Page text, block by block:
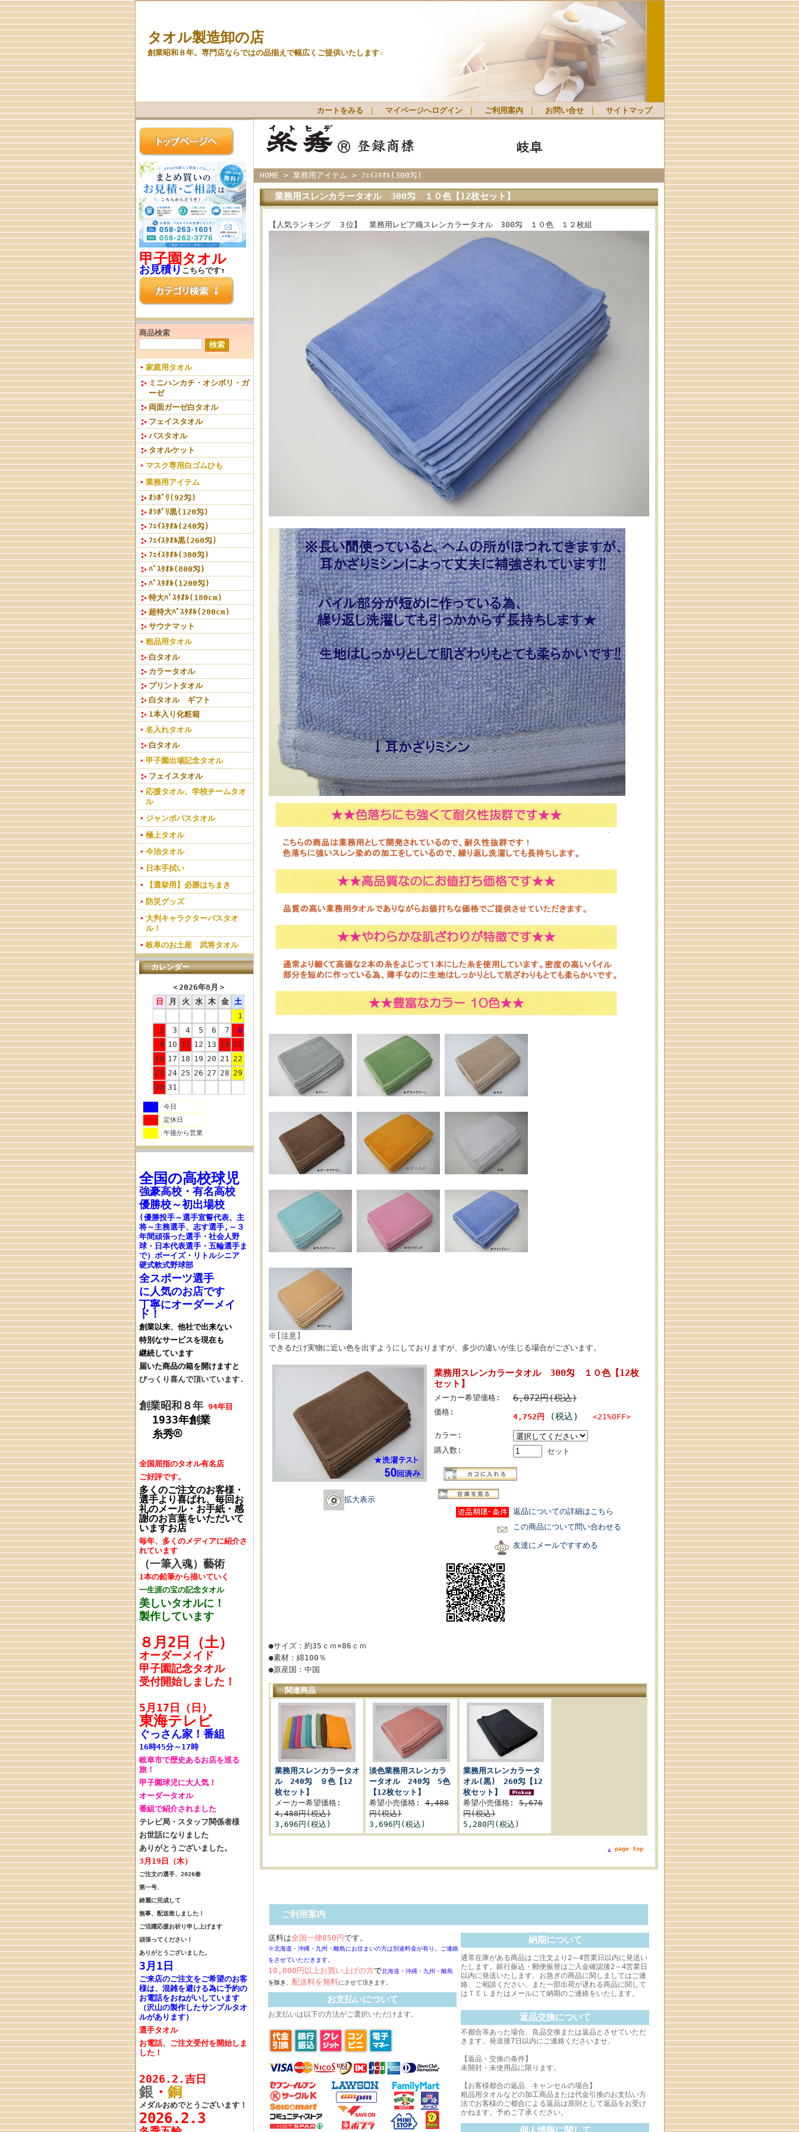
タオル製造卸の店
創業昭和８年。専門店ならではの品揃えで幅広くご提供いたします☆
カートをみる マイページへログイン｜ ご利用案内｜ お問い合せ｜ サイトマップ
甲子園タオル
お見積りこちらです↑
商品検索
家庭用タオル
ミニハンカチ・オシボリ・ガ
ーゼ
両面ガーゼ白タオル
フェイスタオル
バスタオル
タオルケット
マスク専用白ゴムひも
業務用アイテム
ｵｼﾎﾞﾘ(92匁)
ｵｼﾎﾞﾘ黒(120匁)
ﾌｪｲｽﾀｵﾙ(240匁)
ﾌｪｲｽﾀｵﾙ黒(260匁)
ﾌｪｲｽﾀｵﾙ(300匁)
ﾊﾞｽﾀｵﾙ(800匁)
ﾊﾞｽﾀｵﾙ(1200匁)
特大ﾊﾞｽﾀｵﾙ(180cm)
超特大ﾊﾞｽﾀｵﾙ(200cm)
サウナマット
粗品用タオル
白タオル
カラータオル
プリントタオル
白タオル ギフト
1本入り化粧箱
名入れタオル
白タオル
甲子園出場記念タオル
フェイスタオル
応援タオル、学校チームタオ
ル
ジャンボバスタオル
極上タオル
今治タオル
日本手拭い
【選挙用】必勝はちまき
防災グッズ
大判キャラクターバスタオ
ル！
岐阜のお土産 武将タオル
カレンダー
＜2026年8月 ＞
日
月 火 水 木 金
土
1
2
3 4 5 6 7
8
9 10 11 12 13 14 15
16 17 18 19 20 21 22
23 24 25 26 27 28 29
30 31
今日
定休日
午後から営業
全国の高校球児
強豪高校・ 有名高校
優勝校～初出場校
(優勝投手～選手宣誓代表、主
将～主務選手、志す選手,～３
年間頑張った選手・社会人野
球・日本代表選手・五輪選手ま
で）ボーイズ・リトルシニア
硬式軟式野球部
全スポーツ選手
に人気のお店です
丁寧にオーダーメイ
ド！
創業以来、他社で出来ない
特別なサービスを現在も
継続しています
届いた商品の箱を開けますと
びっくり喜んで頂いています.
創業昭和８年 94年目
1933年創業
糸秀®
全国屈指のタオル有名店
ご好評です。
多くのご注文のお客様・
選手より喜ばれ、毎回 お
礼のメール・お手紙・感
謝のお言葉をいただいて
いますお店
毎年、多くのメディアに紹介さ
れています
（一筆入魂）藝術
1本の鉛筆から描いていく
一生涯の宝の記念タオル
美しいタオルに！
製作しています
８月2日（土）
オーダーメイド
甲子園記念タオル
受付開始しました！
5月17日（日）
東海テレビ
ぐっさん家！番組
16時45分～17時
岐阜市で歴史あるお店を巡る
旅！
甲子園球児に大人気！
オーダータオル
番組で紹介されました
テレビ局・スタッフ関係者様
お世話になりました
ありがとうございました。
3月19日（木）
ご注文の選手、 2026春
第一号、
綺麗に完成して
無事、配送致しました！
ご活躍応援お祈り申し上げます
頑張ってください！
ありがとうございました。
3月1日
ご来店のご注文をご希望のお客
様は、混雑を避ける為に予約の
お電話をおねがいしています
（沢山の製作したサンプルタオ
ルがあります）
選手タオル
お電話、ご注文受付を開始しま
した！
2026.2.吉日
銀 ・ 銅
メダルおめでとうございます！
2026.2.3
HOME > 業務用アイテム > ﾌｪｲｽﾀｵﾙ(300匁)
業務用スレンカラータオル 300匁 １０色【12枚セット】
【人気ランキング ３位】 業務用レピア織スレンカラータオル 300匁 １０色 １２枚組
※[注意]
できるだけ実物に近い色を出すようにしておりますが、多少の違いが生じる場合がございます。
拡大表示
業務用スレンカラータオル 300匁 １０色【12枚
セット】
メーカー希望価格: 6,072円(税込)
価格:
4,752円 (税込) <21%OFF>
カラー:
購入数:
セット
返品についての詳細はこちら
この商品について問い合わせる
友達にメールですすめる
●サイズ：約35ｃｍ×86ｃｍ
●素材：綿100％
●原産国：中国
関連商品
業務用スレンカラータオ
ル 240匁 ９色【12
枚セット】
メーカー希望価格:
4,488円(税込)
3,696円(税込)
淡色業務用スレンカラ
ータオル 240匁 5色
【12枚セット】
希望小売価格:4,488
円(税込)
3,696円(税込)
業務用スレンカラータ
オル(黒) 260匁【12
枚セット】
希望小売価格:5,676
円(税込)
5,280円(税込)
page top
ご利用案内
送料は全国一律850円です。
※北海道・沖縄・九州・離島にお住まいの方は別途料金が有り。
ご連絡
をさせていただきます。
10,000円以上お買い上げの方で北海道・沖縄・ 九州・離島
を除き、 配送料を無料にさせて頂きます。
お支払いについて
お支払いは以下の方法がご選択いただけます。
納期について
通常在庫がある商品はご注文より2～4営業日以内に発送い
たします。銀行振込・郵便振替はご入金確認後2～4営業日
以内に発送いたします。お急ぎの商品に関しましてはご連
絡、ご相談ください。また一部出荷が遅れる商品に関して
はＴＥＬまたはメールにて納期のご連絡をいたします。
返品交換について
不都合等あった場合、良品交換または返品とさせていただ
きます。発送後7日以内にご連絡くださいませ。
【返品・交換の条件】
未開封・未使用品に限ります。
【お客様都合の返品、キャンセルの場合】
粗品用タオルなどの加工商品または代金引換のお支払い方
法でお客様のご都合による返品は原則として返品をお受け
かねます。予めご了承ください。